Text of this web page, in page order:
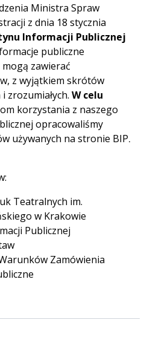
Ministra Spraw
z dnia 18 stycznia
Informacji Publicznej
publiczne
zawierać
z wyjątkiem skrótów
zrozumiałych. W celu
korzystania z naszego
opracowaliśmy
używanych na stronie BIP.
Teatralnych im.
w Krakowie
Publicznej
Zamówienia